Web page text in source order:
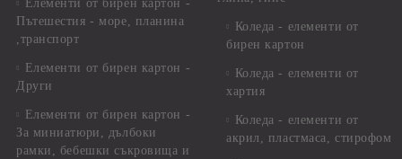
Елементи от бирен картон -
Пътешестия - море, планина
,транспорт
Елементи от бирен картон -
Други
Елементи от бирен картон -
За миниатюри, дълбоки
рамки, бебешки съкровища и
Коледа - елементи от
бирен картон
Коледа - елементи от
хартия
Коледа - елементи от
акрил, пластмаса, стирофом